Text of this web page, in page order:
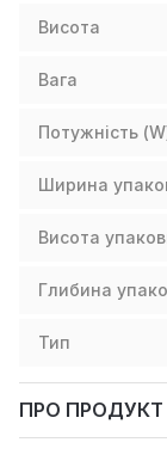
Висота
Вага
Потужність
Ширина
Висота
Глибина
Тип
ПРО ПРОДУКТ